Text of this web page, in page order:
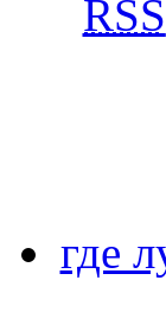
RSS
где